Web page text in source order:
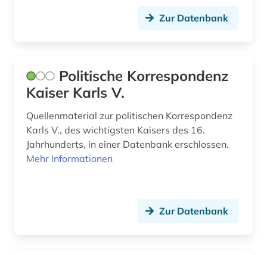
hans-jochen vogel (1)
hongkong (2)
ideengeschichte (1)
indonesien (1)
Zur Datenbank
Politische Korrespondenz
Kaiser Karls V.
Quellenmaterial zur politischen Korrespondenz
Karls V., des wichtigsten Kaisers des 16.
Jahrhunderts, in einer Datenbank erschlossen.
Mehr Informationen
Zur Datenbank